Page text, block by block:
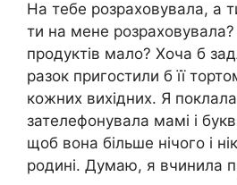
На тебе розраховувала, а
ти на мене
продуктів мало? Хоча б
разок пригостили б її
кожних вихідних. Я
зателефонувала мамі і
щоб вона більше нічого і
родині. Думаю, я вчинила